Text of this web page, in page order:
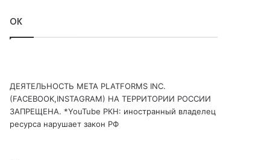
OK
ДЕЯТЕЛЬНОСТЬ МЕТА PLATFORMS INC.
(FACEBOOK,INSTAGRAM) НА ТЕРРИТОРИИ РОССИИ
ЗАПРЕЩЕНА. *YouTube РКН: иностранный владелец
ресурса нарушает закон РФ